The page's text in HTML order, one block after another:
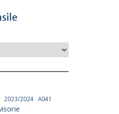
2023/2024 A041